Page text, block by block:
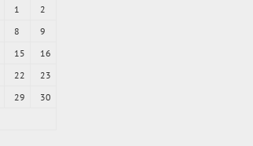
1
2
8
9
15
16
22
23
29
30